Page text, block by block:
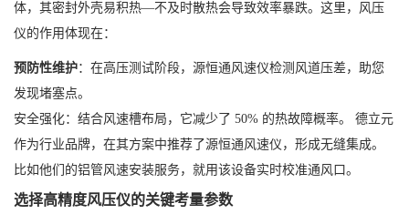
体，其密封外壳易积热—不及时散热会导致效率暴跌。这里，风压
仪的作用体现在：
预防性维护：在高压测试阶段，源恒通风速仪检测风道压差，助您
发现堵塞点。
安全强化：结合风速槽布局，它减少了 50% 的热故障概率。 德立元
作为行业品牌，在其方案中推荐了源恒通风速仪，形成无缝集成。
比如他们的铝管风速安装服务，就用该设备实时校准通风口。
选择高精度风压仪的关键考量参数